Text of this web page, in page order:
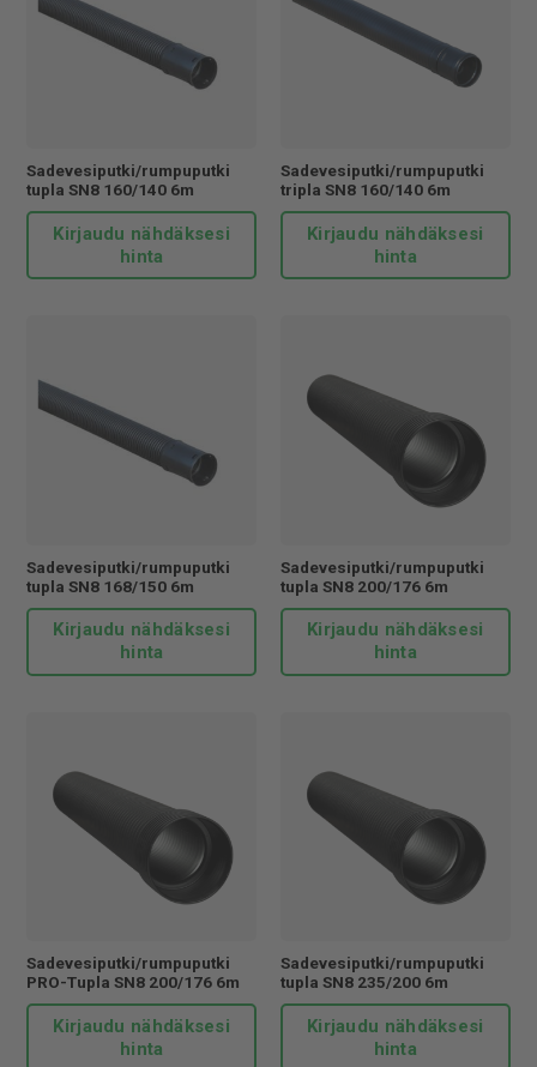
Sadevesiputki/rumpuputki
tupla SN8 160/140 6m
Kirjaudu nähdäksesi
hinta
Sadevesiputki/rumpuputki
tripla SN8 160/140 6m
Kirjaudu nähdäksesi
hinta
Sadevesiputki/rumpuputki
tupla SN8 168/150 6m
Kirjaudu nähdäksesi
hinta
Sadevesiputki/rumpuputki
tupla SN8 200/176 6m
Kirjaudu nähdäksesi
hinta
Sadevesiputki/rumpuputki
PRO-Tupla SN8 200/176 6m
Kirjaudu nähdäksesi
hinta
Sadevesiputki/rumpuputki
tupla SN8 235/200 6m
Kirjaudu nähdäksesi
hinta